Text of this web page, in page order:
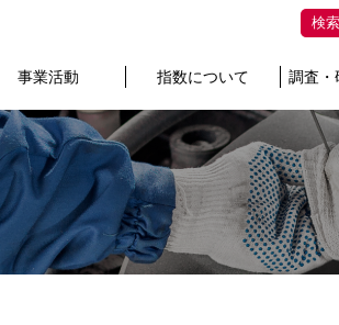
事業活動 指数について 調査・
検索